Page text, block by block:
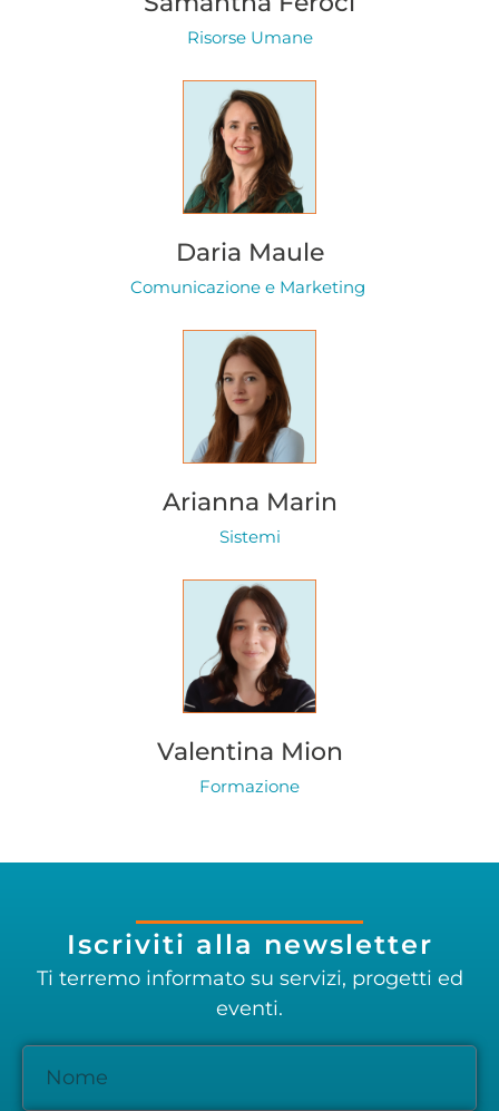
Risorse Umane
Daria Maule
Comunicazione e Marketing
Arianna Marin
Sistemi
Valentina Mion
Formazione
Iscriviti alla newsletter
Ti terremo informato su servizi, progetti ed
eventi.